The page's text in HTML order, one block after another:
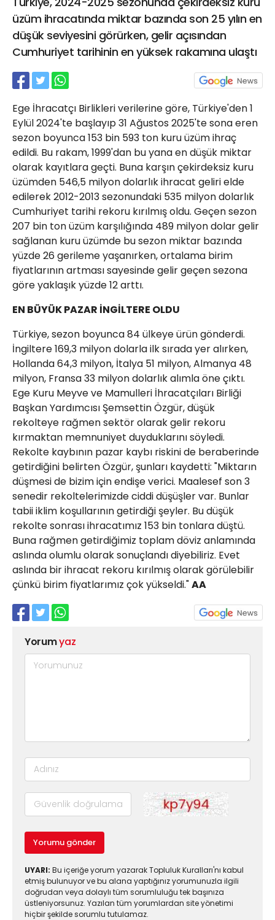
üzüm ihracatında miktar bazında son 25 yılın en
düşük seviyesini görürken, gelir açısından
Cumhuriyet tarihinin en yüksek rakamına ulaştı
Ege İhracatçı Birlikleri verilerine göre, Türkiye'den 1
Eylül 2024'te başlayıp 31 Ağustos 2025'te sona eren
sezon boyunca 153 bin 593 ton kuru üzüm ihraç
edildi. Bu rakam, 1999'dan bu yana en düşük miktar
olarak kayıtlara geçti. Buna karşın çekirdeksiz kuru
üzümden 546,5 milyon dolarlık ihracat geliri elde
edilerek 2012-2013 sezonundaki 535 milyon dolarlık
Cumhuriyet tarihi rekoru kırılmış oldu. Geçen sezon
207 bin ton üzüm karşılığında 489 milyon dolar gelir
sağlanan kuru üzümde bu sezon miktar bazında
yüzde 26 gerileme yaşanırken, ortalama birim
fiyatlarının artması sayesinde gelir geçen sezona
göre yaklaşık yüzde 12 arttı.
EN BÜYÜK PAZAR İNGİLTERE OLDU
Türkiye, sezon boyunca 84 ülkeye ürün gönderdi.
İngiltere 169,3 milyon dolarla ilk sırada yer alırken,
Hollanda 64,3 milyon, İtalya 51 milyon, Almanya 48
milyon, Fransa 33 milyon dolarlık alımla öne çıktı.
Ege Kuru Meyve ve Mamulleri İhracatçıları Birliği
Başkan Yardımcısı Şemsettin Özgür, düşük
rekolteye rağmen sektör olarak gelir rekoru
kırmaktan memnuniyet duyduklarını söyledi.
Rekolte kaybının pazar kaybı riskini de beraberinde
getirdiğini belirten Özgür, şunları kaydetti: "Miktarın
düşmesi de bizim için endişe verici. Maalesef son 3
senedir rekoltelerimizde ciddi düşüşler var. Bunlar
tabii iklim koşullarının getirdiği şeyler. Bu düşük
rekolte sonrası ihracatımız 153 bin tonlara düştü.
Buna rağmen getirdiğimiz toplam döviz anlamında
aslında olumlu olarak sonuçlandı diyebiliriz. Evet
aslında bir ihracat rekoru kırılmış olarak görülebilir
çünkü birim fiyatlarımız çok yükseldi."AA
Yorumyaz
Yorumu gönder
UYARI: Bu içeriğe yorum yazarak Topluluk Kuralları'nı kabul
etmiş bulunuyor ve bu alana yaptığınız yorumunuzla ilgili
doğrudan veya dolaylı tüm sorumluluğu tek başınıza
üstleniyorsunuz. Yazılan tüm yorumlardan site yönetimi
hiçbir şekilde sorumlu tutulamaz.
21 Gölcük
02624132333
haber@golcukpostasi.com